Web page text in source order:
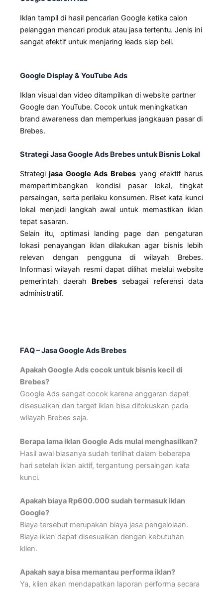
Iklan tampil di hasil pencarian Google ketika calon
pelanggan mencari produk atau jasa tertentu. Jenis ini
sangat efektif untuk menjaring leads siap beli.
Google Display & YouTube Ads
Iklan visual dan video ditampilkan di website partner
Google dan YouTube. Cocok untuk meningkatkan
brand awareness dan memperluas jangkauan pasar di
Brebes.
Strategi Jasa Google Ads Brebes untuk Bisnis Lokal
Strategi jasa Google Ads Brebes yang efektif harus
mempertimbangkan kondisi pasar lokal, tingkat
persaingan, serta perilaku konsumen. Riset kata kunci
lokal menjadi langkah awal untuk memastikan iklan
tepat sasaran.
Selain itu, optimasi landing page dan pengaturan
lokasi penayangan iklan dilakukan agar bisnis lebih
relevan dengan pengguna di wilayah Brebes.
Informasi wilayah resmi dapat dilihat melalui website
pemerintah daerah Brebes sebagai referensi data
administratif.
FAQ – Jasa Google Ads Brebes
Apakah Google Ads cocok untuk bisnis kecil di
Brebes?
Google Ads sangat cocok karena anggaran dapat
disesuaikan dan target iklan bisa difokuskan pada
wilayah Brebes saja.
Berapa lama iklan Google Ads mulai menghasilkan?
Hasil awal biasanya sudah terlihat dalam beberapa
hari setelah iklan aktif, tergantung persaingan kata
kunci.
Apakah biaya Rp600.000 sudah termasuk iklan
Google?
Biaya tersebut merupakan biaya jasa pengelolaan.
Biaya iklan dapat disesuaikan dengan kebutuhan
klien.
Apakah saya bisa memantau performa iklan?
Ya, klien akan mendapatkan laporan performa secara